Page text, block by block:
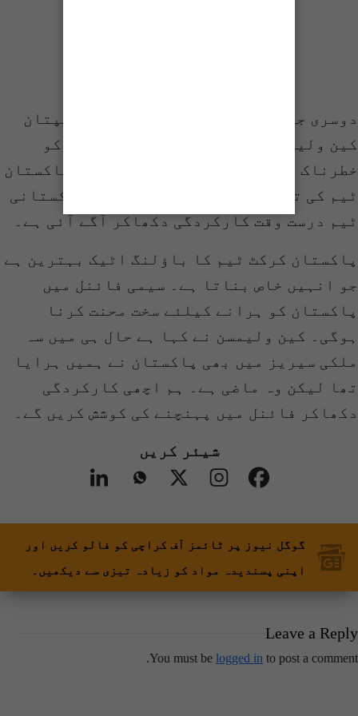
دوسری جانب نیوزی لینڈ کرکٹ ٹیم کے کپتان
کین ولیمسن نے بھی پاکستان کرکٹ ٹیم کو
خطرناک قرار دیا ہے۔ کین ولیمسن نے پاکستان
ٹیم کی تعریف کرتے ہوئے کہا ہے کہ پاکستانی
ٹیم درست وقت کارکردگی دکھاکر آگے آئی ہے۔
پاکستان کرکٹ ٹیم کا باؤلنگ اٹیک بہترین ہے
جو انہیں خاص بناتا ہے۔ سیمی فائنل میں
پاکستان کو ہرانے کیلئے سخت محنت کرنا
ہوگی۔ کین ولیمسن نے کہا ہے حال ہی میں سہ
ملکی سیریز میں بھی پاکستان نے ہمیں ہرایا
تھا لیکن وہ ماضی ہے۔ ہم اچھی کارکردگی
دکھاکر فائنل میں پہنچنے کی کوشش کریں گے۔
شیئر کریں
گوگل نیوز پر ٹائمز آف کراچی کو فالو کریں اور
اپنی پسندیدہ مواد کو زیادہ تیزی سے دیکھیں۔
Leave a Reply
You must be logged in to post a comment.